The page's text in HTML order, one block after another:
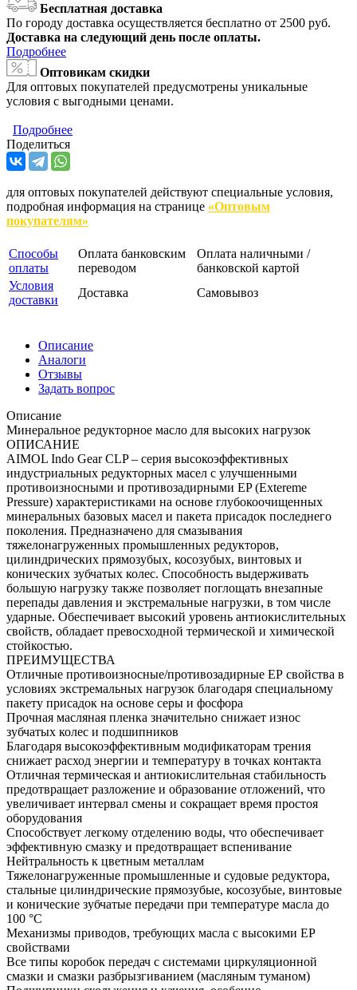
Бесплатная доставка
По городу доставка осуществляется бесплатно от 2500 руб.
Доставка на следующий день после оплаты.
Подробнее
Оптовикам скидки
Для оптовых покупателей предусмотрены уникальные
условия с выгодными ценами.
Подробнее
Поделиться
для оптовых покупателей действуют специальные условия,
подробная информация на странице «Оптовым
покупателям»
Способы
оплаты
Оплата банковским
переводом
Оплата наличными /
банковской картой
Условия
доставки
Доставка Самовывоз
Описание
Аналоги
Отзывы
Задать вопрос
Описание
Минеральное редукторное масло для высоких нагрузок
ОПИСАНИЕ
AIMOL Indo Gear CLP – серия высокоэффективных
индустриальных редукторных масел с улучшенными
противоизносными и противозадирными EP (Extereme
Pressure) характеристиками на основе глубокоочищенных
минеральных базовых масел и пакета присадок последнего
поколения. Предназначено для смазывания
тяжелонагруженных промышленных редукторов,
цилиндрических прямозубых, косозубых, винтовых и
конических зубчатых колес. Способность выдерживать
большую нагрузку также позволяет поглощать внезапные
перепады давления и экстремальные нагрузки, в том числе
ударные. Обеспечивает высокий уровень антиокислительных
свойств, обладает превосходной термической и химической
стойкостью.
ПРЕИМУЩЕСТВА
Отличные противоизносные/противозадирные ЕР свойства в
условиях экстремальных нагрузок благодаря специальному
пакету присадок на основе серы и фосфора
Прочная масляная пленка значительно снижает износ
зубчатых колес и подшипников
Благодаря высокоэффективным модификаторам трения
снижает расход энергии и температуру в точках контакта
Отличная термическая и антиокислительная стабильность
предотвращает разложение и образование отложений, что
увеличивает интервал смены и сокращает время простоя
оборудования
Способствует легкому отделению воды, что обеспечивает
эффективную смазку и предотвращает вспенивание
Нейтральность к цветным металлам
Тяжелонагруженные промышленные и судовые редуктора,
стальные цилиндрические прямозубые, косозубые, винтовые
и конические зубчатые передачи при температуре масла до
100 °С
Механизмы приводов, требующих масла с высокими ЕР
свойствами
Все типы коробок передач с системами циркуляционной
смазки и смазки разбрызгиванием (масляным туманом)